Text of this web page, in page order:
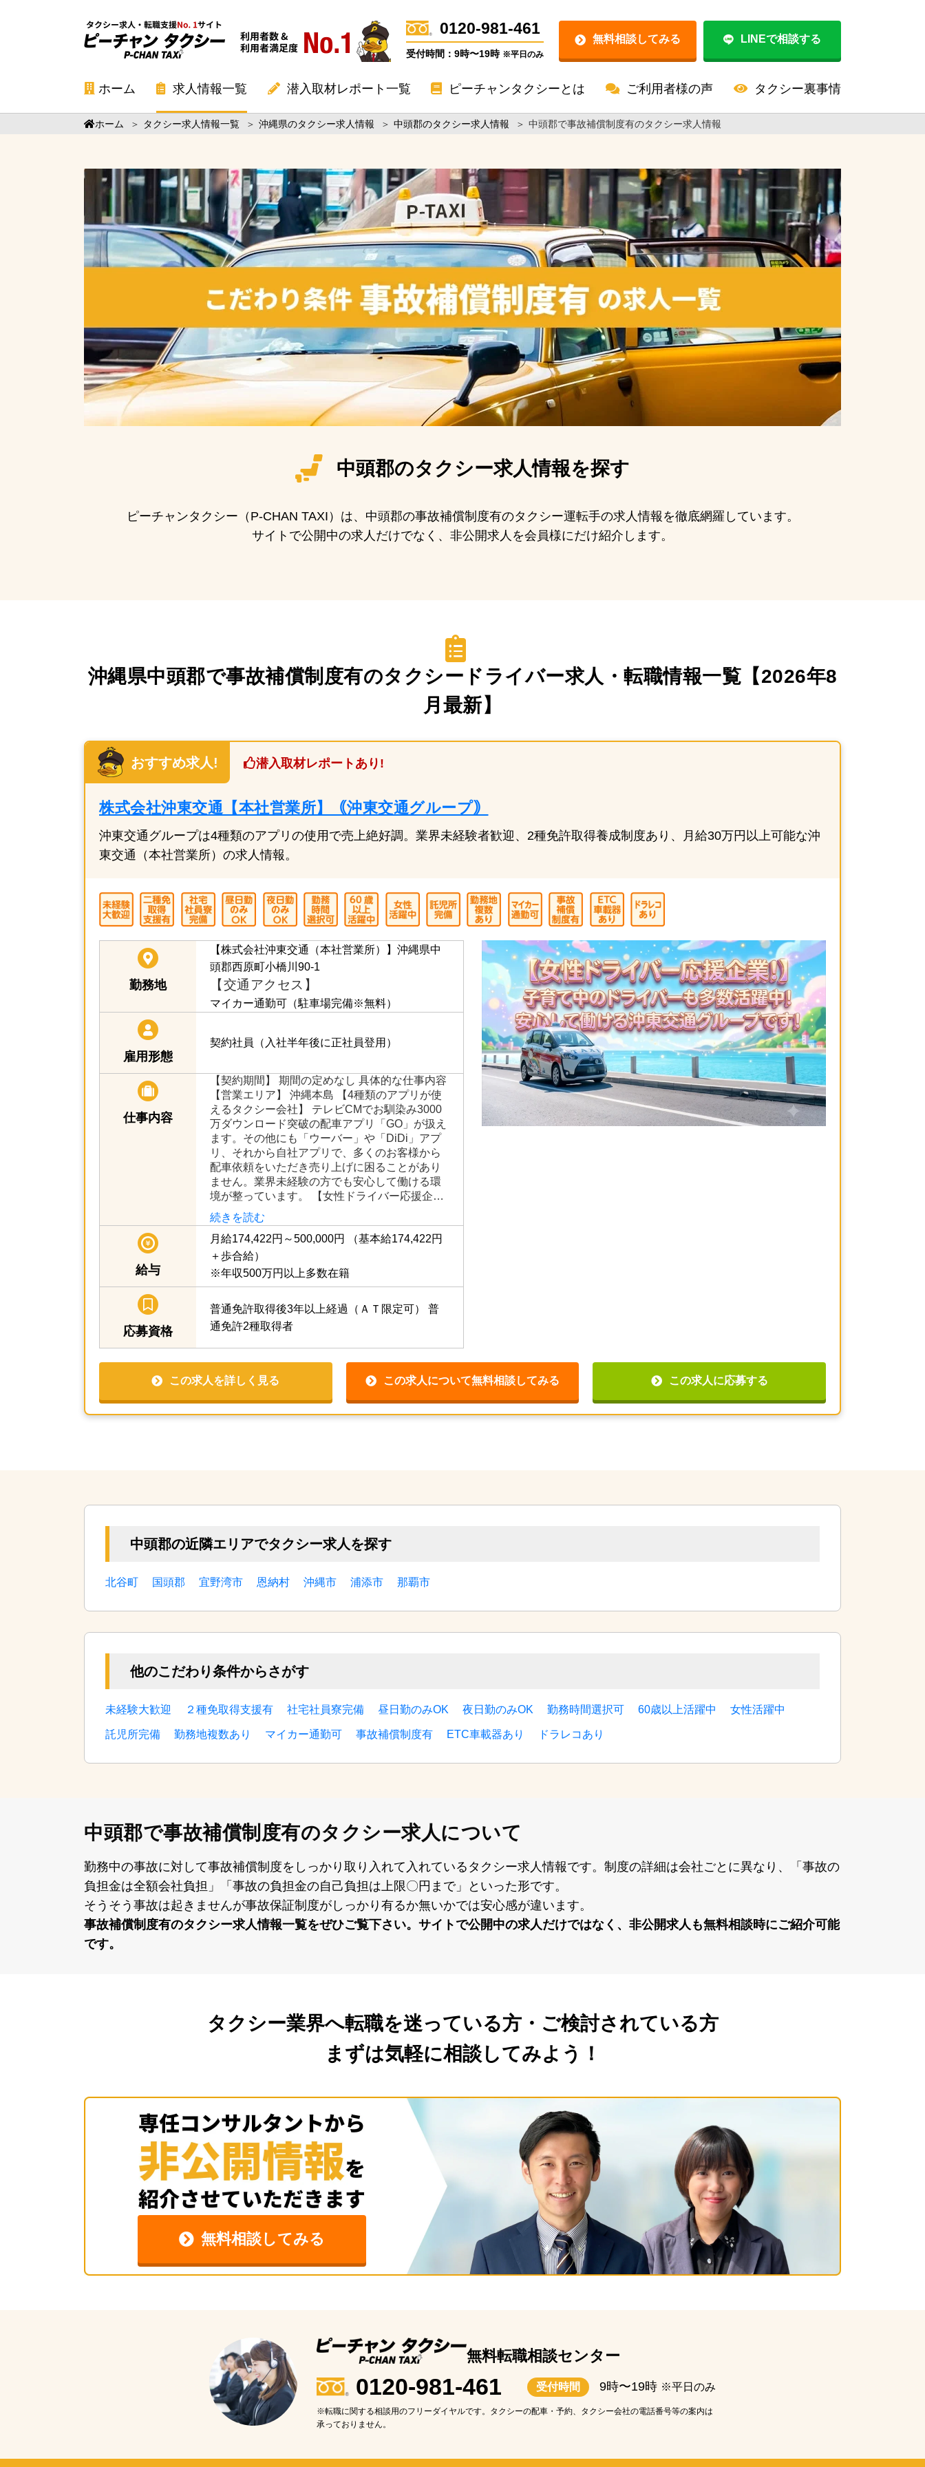
0120-981-461
受付時間：9時〜19時 ※平日のみ
無料相談してみる LINEで相談する
ホーム 求人情報一覧 潜入取材レポート一覧 ピーチャンタクシーとは ご利用者様の声 タクシー裏事情
ホーム ＞ タクシー求人情報一覧 ＞ 沖縄県のタクシー求人情報 ＞ 中頭郡のタクシー求人情報 ＞ 中頭郡で事故補償制度有のタクシー求人情報
中頭郡のタクシー求人情報を探す
ピーチャンタクシー（P-CHAN TAXI）は、中頭郡の事故補償制度有のタクシー運転手の求人情報を徹底網羅しています。
サイトで公開中の求人だけでなく、非公開求人を会員様にだけ紹介します。
沖縄県中頭郡で事故補償制度有のタクシードライバー求人・転職情報一覧【2026年8
月最新】
おすすめ求人! 潜入取材レポートあり!
株式会社沖東交通【本社営業所】｟沖東交通グループ｠
沖東交通グループは4種類のアプリの使用で売上絶好調。業界未経験者歓迎、2種免許取得養成制度あり、月給30万円以上可能な沖
東交通（本社営業所）の求人情報。
勤務地
【株式会社沖東交通（本社営業所）】沖縄県中
頭郡西原町小橋川90-1
【交通アクセス】
マイカー通勤可（駐車場完備※無料）
雇用形態
契約社員（入社半年後に正社員登用）
仕事内容
【契約期間】 期間の定めなし 具体的な仕事内容
【営業エリア】 沖縄本島 【4種類のアプリが使
えるタクシー会社】 テレビCMでお馴染み3000
万ダウンロード突破の配車アプリ「GO」が扱え
ます。その他にも「ウーバー」や「DiDi」アプ
リ、それから自社アプリで、多くのお客様から
配車依頼をいただき売り上げに困ることがあり
ません。業界未経験の方でも安心して働ける環
境が整っています。 【女性ドライバー応援企…
続きを読む
給与
月給174,422円～500,000円
（基本給174,422円
＋歩合給）
※年収500万円以上多数在籍
応募資格
普通免許取得後3年以上経過（ＡＴ限定可）
普
通免許2種取得者
この求人を詳しく見る この求人について無料相談してみる この求人に応募する
中頭郡の近隣エリアでタクシー求人を探す
北谷町 国頭郡 宜野湾市 恩納村 沖縄市 浦添市 那覇市
他のこだわり条件からさがす
未経験大歓迎 ２種免取得支援有 社宅社員寮完備 昼日勤のみOK 夜日勤のみOK 勤務時間選択可 60歳以上活躍中 女性活躍中
託児所完備 勤務地複数あり マイカー通勤可 事故補償制度有 ETC車載器あり ドラレコあり
中頭郡で事故補償制度有のタクシー求人について
勤務中の事故に対して事故補償制度をしっかり取り⼊れて⼊れているタクシー求⼈情報です。制度の詳細は会社ごとに異なり、「事故の
負担⾦は全額会社負担」「事故の負担⾦の⾃⼰負担は上限〇円まで」といった形です。
そうそう事故は起きませんが事故保証制度がしっかり有るか無いかでは安⼼感が違います。
事故補償制度有のタクシー求⼈情報⼀覧をぜひご覧下さい。サイトで公開中の求⼈だけではなく、⾮公開求⼈も無料相談時にご紹介可能
です。
タクシー業界へ転職を迷っている方・ご検討されている方
まずは気軽に相談してみよう！
無料相談してみる
無料転職相談センター
0120-981-461 受付時間 9時〜19時 ※平日のみ
※転職に関する相談用のフリーダイヤルです。タクシーの配車・予約、タクシー会社の電話番号等の案内は
承っておりません。